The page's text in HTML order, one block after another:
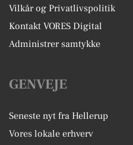
Vilkår og Privatlivspolitik
Kontakt VORES Digital
Administrer samtykke
GENVEJE
Seneste nyt fra Hellerup
Vores lokale erhverv